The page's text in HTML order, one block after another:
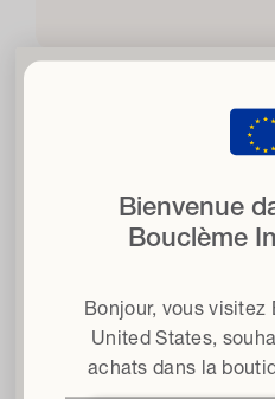
ALOE VERA
Bienvenue
Bouclème
Bonjour, vous
United States,
achats dans la
avec 15%
Conditions
J'accepte les
Obtenir 15 %